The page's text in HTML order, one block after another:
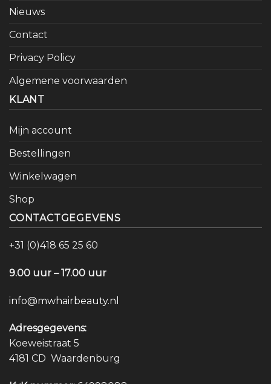
Nieuws
Contact
Privacy Policy
Algemene voorwaarden
KLANT
Mijn account
Bestellingen
Winkelwagen
Shop
CONTACTGEGEVENS
+31 (0)418 65 25 60
9.00 uur – 17.00 uur
info@mwhairbeauty.nl
Adresgegevens:
Koeweistraat 5
4181 CD Waardenburg